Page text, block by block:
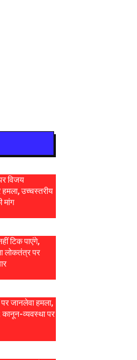
विजय
हमला, उच्चस्तरीय
मांग
टिक पाएंगे,
लोकतंत्र पर
पर जानलेवा हमला,
व्यवस्था पर